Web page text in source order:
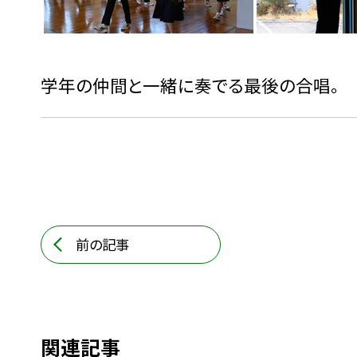
学年の仲間と一緒に奏でる最後の合唱。
前の記事
関連記事